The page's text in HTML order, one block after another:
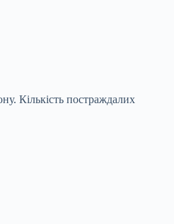
Кількість постраждалих